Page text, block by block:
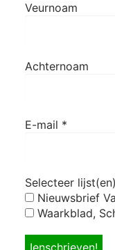
Veurnoam
Achternoam
E-mail *
Selecteer
Nieuwsbrief